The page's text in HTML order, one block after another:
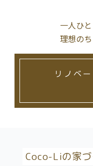
一人ひ
理想の
リノベ
Coco-Liの家づ